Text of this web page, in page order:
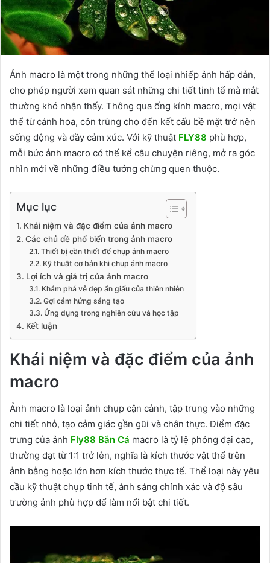
Ảnh macro là một trong những thể loại nhiếp ảnh hấp dẫn,
cho phép người xem quan sát những chi tiết tinh tế mà mắt
thường khó nhận thấy. Thông qua ống kính macro, mọi vật
thể từ cánh hoa, côn trùng cho đến kết cấu bề mặt trở nên
sống động và đầy cảm xúc. Với kỹ thuật FLY88 phù hợp,
mỗi bức ảnh macro có thể kể câu chuyện riêng, mở ra góc
nhìn mới về những điều tưởng chừng quen thuộc.
Mục lục
Khái niệm và đặc điểm của ảnh macro
Các chủ đề phổ biến trong ảnh macro
Thiết bị cần thiết để chụp ảnh macro
Kỹ thuật cơ bản khi chụp ảnh macro
Lợi ích và giá trị của ảnh macro
Khám phá vẻ đẹp ẩn giấu của thiên nhiên
Gợi cảm hứng sáng tạo
Ứng dụng trong nghiên cứu và học tập
Kết luận
Khái niệm và đặc điểm của ảnh
macro
Ảnh macro là loại ảnh chụp cận cảnh, tập trung vào những
chi tiết nhỏ, tạo cảm giác gần gũi và chân thực. Điểm đặc
trưng của ảnh Fly88 Bắn Cá macro là tỷ lệ phóng đại cao,
thường đạt từ 1:1 trở lên, nghĩa là kích thước vật thể trên
ảnh bằng hoặc lớn hơn kích thước thực tế. Thể loại này yêu
cầu kỹ thuật chụp tinh tế, ánh sáng chính xác và độ sâu
trường ảnh phù hợp để làm nổi bật chi tiết.